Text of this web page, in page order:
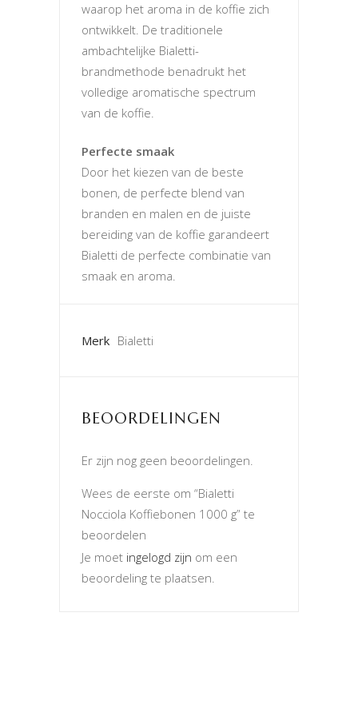
waarop het aroma in de koffie zich
ontwikkelt. De traditionele
ambachtelijke Bialetti-
brandmethode benadrukt het
volledige aromatische spectrum
van de koffie.
Perfecte smaak
Door het kiezen van de beste
bonen, de perfecte blend van
branden en malen en de juiste
bereiding van de koffie garandeert
Bialetti de perfecte combinatie van
smaak en aroma.
Merk Bialetti
BEOORDELINGEN
Er zijn nog geen beoordelingen.
Wees de eerste om “Bialetti
Nocciola Koffiebonen 1000 g” te
beoordelen
Je moet ingelogd zijn om een
beoordeling te plaatsen.